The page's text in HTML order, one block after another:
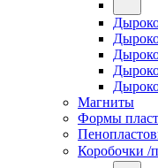
Магниты
Формы
Коробочки /